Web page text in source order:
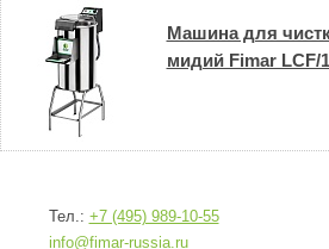
Машина для
мидий Fimar LCF/
Тел.: +7 (495) 989-10-55
info@fimar-russia.ru